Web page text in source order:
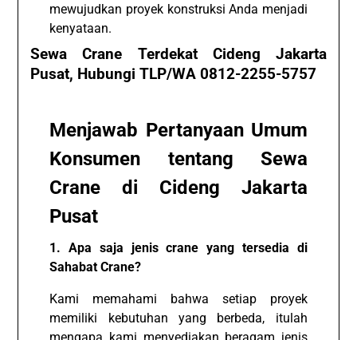
mewujudkan proyek konstruksi Anda menjadi
kenyataan.
Sewa Crane Terdekat Cideng Jakarta
Pusat, Hubungi TLP/WA 0812-2255-5757
Menjawab Pertanyaan Umum
Konsumen tentang Sewa
Crane di Cideng Jakarta
Pusat
1. Apa saja jenis crane yang tersedia di
Sahabat Crane?
Kami memahami bahwa setiap proyek
memiliki kebutuhan yang berbeda, itulah